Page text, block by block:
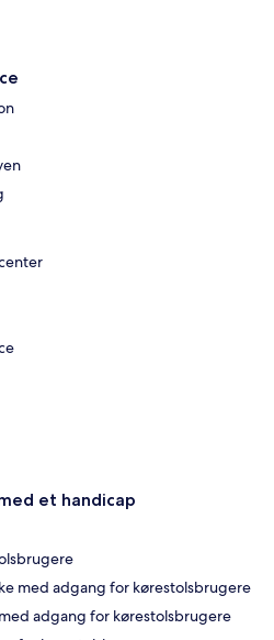
et handicap
med adgang for kørestolsbrugere
adgang for kørestolsbrugere